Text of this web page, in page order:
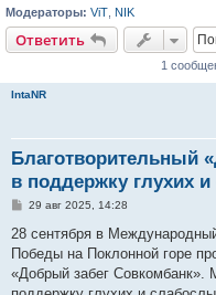
Модераторы: ViT NIK
Ответить
1
IntaNR
Благотворительный
в поддержку глухих
С
о
щ
е
н
29 авг 2025, 14:28
28 сентября в
Победы на Поклонной горе
«Добрый забег Совкомбанк».